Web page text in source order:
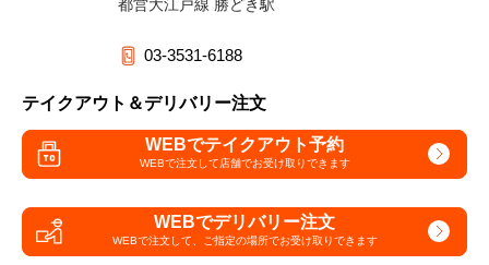
都営大江戸線 勝どき駅
03-3531-6188
テイクアウト＆デリバリー注文
WEBでテイクアウト予約
WEBで注文して店舗でお受け取りできます
WEBでデリバリー注文
WEBで注文して、 ご指定の場所でお受け取りできます